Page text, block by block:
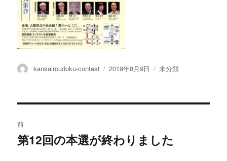
投
kansairoudoku-contest
投
2019年8月9日
カ
未分類
稿
前
過
第12回の本選が終わりました